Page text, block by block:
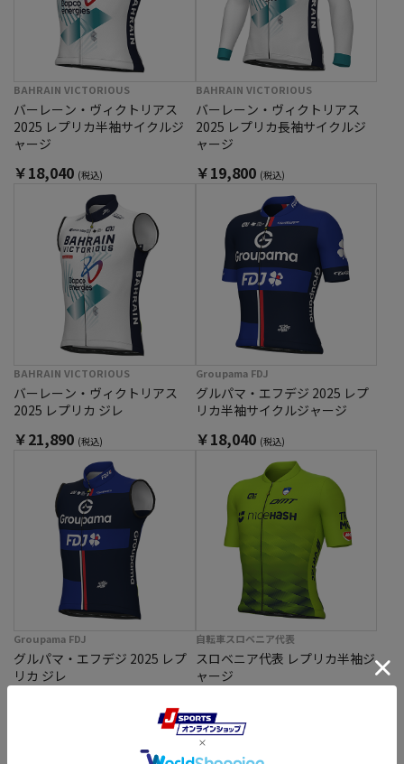
BAHRAIN VICTORIOUS
バーレーン・ヴィクトリアス
2025 レプリカ半袖サイクルジ
ャージ
￥18,040 (税込)
BAHRAIN VICTORIOUS
バーレーン・ヴィクトリアス
2025 レプリカ長袖サイクルジ
ャージ
￥19,800 (税込)
BAHRAIN VICTORIOUS
バーレーン・ヴィクトリアス
2025 レプリカ ジレ
￥21,890 (税込)
Groupama FDJ
グルパマ・エフデジ 2025 レプ
リカ半袖サイクルジャージ
￥18,040 (税込)
Groupama FDJ
グルパマ・エフデジ 2025 レプ
リカ ジレ
自転車スロベニア代表
スロベニア代表 レプリカ半袖ジ
ャージ